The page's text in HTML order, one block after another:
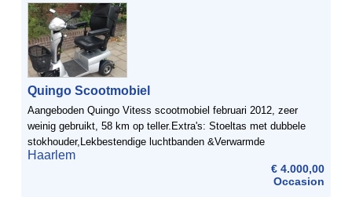
Quingo Scootmobiel
Aangeboden Quingo Vitess scootmobiel februari 2012, zeer
weinig gebruikt, 58 km op teller.Extra's: Stoeltas met dubbele
stokhouder,Lekbestendige luchtbanden &Verwarmde
stuurgrepen.Ideaal, de 5 wiels scootmobiel kan NIET ...
Haarlem
€ 4.000,00
Occasion